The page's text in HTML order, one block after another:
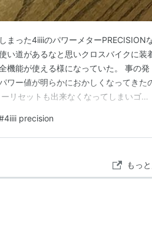
まった4iiiiのパワーメターPRECISION
い道があるなと思いクロスバイクに装
機能が使える様になっていた。 事の発
ワー値が明らかにおかしくなってきた
リセットも出来なくなってしまいゴミ
ームをシマノのリコール対策品である
4iiii precision
もっ